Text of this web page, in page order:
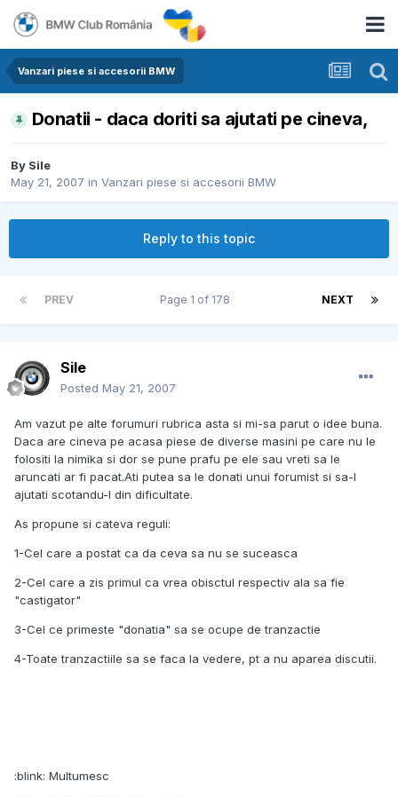
Vanzari piese si accesorii BMW
Donatii - daca doriti sa ajutati pe cineva,
By Sile
May 21, 2007 in Vanzari piese si accesorii BMW
Reply to this topic
PREV NEXT
Page 1 of 178
Sile
Posted May 21, 2007
Am vazut pe alte forumuri rubrica asta si mi-sa parut o idee buna.
Daca are cineva pe acasa piese de diverse masini pe care nu le
folositi la nimika si dor se pune prafu pe ele sau vreti sa le
aruncati ar fi pacat.Ati putea sa le donati unui forumist si sa-l
ajutati scotandu-l din dificultate.
As propune si cateva reguli:
1-Cel care a postat ca da ceva sa nu se suceasca
2-Cel care a zis primul ca vrea obisctul respectiv ala sa fie
"castigator"
3-Cel ce primeste "donatia" sa se ocupe de tranzactie
4-Toate tranzactiile sa se faca la vedere, pt a nu aparea discutii.
:blink: Multumesc